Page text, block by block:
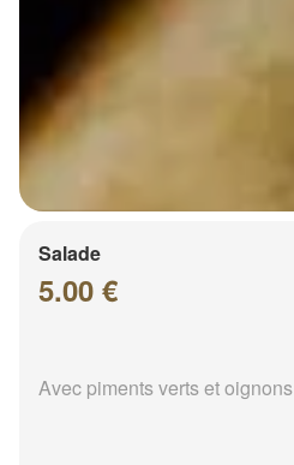
Salade
5.00 €
Avec piments verts et oignons